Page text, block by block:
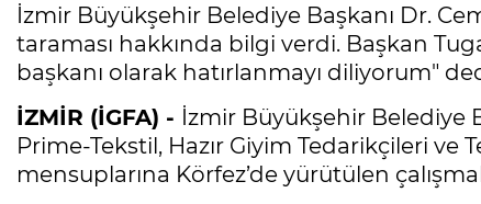
İzmir Büyükşehir Belediye Başkanı Dr.
taraması hakkında bilgi verdi. Başkan
başkanı olarak hatırlanmayı diliyorum"
İZMİR (İGFA) - İzmir Büyükşehir Belediye
Prime-Tekstil, Hazır Giyim Tedarikçileri ve
mensuplarına Körfez’de yürütülen